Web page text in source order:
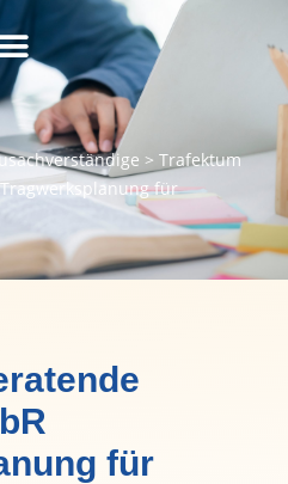
> Trafektum
für
für